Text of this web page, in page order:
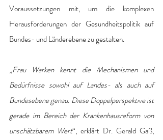
Voraussetzungen mit, um die komplexen
Herausforderungen der Gesundheitspolitik auf
Bundes- und Länderebene zu gestalten.
„Frau Warken kennt die Mechanismen und
Bedürfnisse sowohl auf Landes- als auch auf
Bundesebene genau. Diese Doppelperspektive ist
gerade im Bereich der Krankenhausreform von
unschätzbarem Wert“, erklärt Dr. Gerald Gaß,